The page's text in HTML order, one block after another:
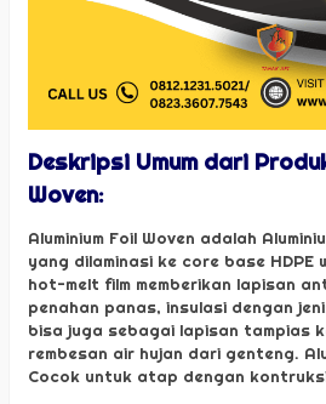
Deskripsi Umum dari
Woven:
Aluminium Foil Woven adalah
yang dilaminasi ke core base HDPE
hot-melt film memberikan lapisan
penahan panas, insulasi dengan
bisa juga sebagai lapisan tampias
rembesan air hujan dari genteng.
Cocok untuk atap dengan